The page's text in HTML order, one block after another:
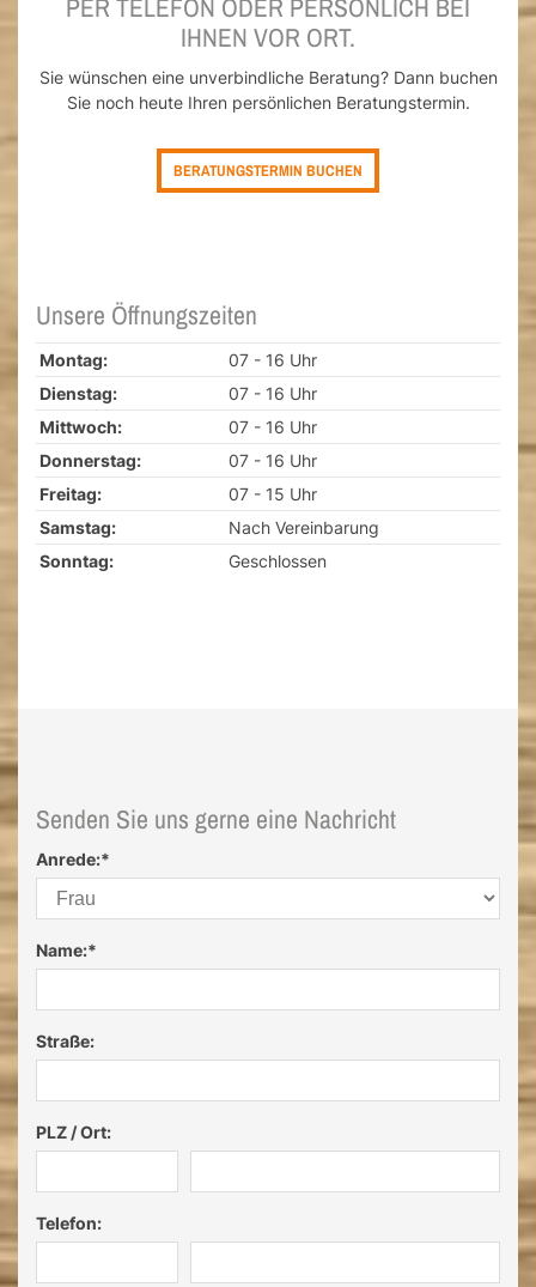
PER TELEFON ODER PERSÖNLICH BEI
IHNEN VOR ORT.
Sie wünschen eine unverbindliche Beratung? Dann buchen
Sie noch heute Ihren persönlichen Beratungstermin.
BERATUNGSTERMIN BUCHEN
Unsere Öffnungszeiten
Montag:
07 - 16 Uhr
Dienstag:
07 - 16 Uhr
Mittwoch:
07 - 16 Uhr
Donnerstag:
07 - 16 Uhr
Freitag:
07 - 15 Uhr
Samstag:
Nach Vereinbarung
Sonntag:
Geschlossen
Senden Sie uns gerne eine Nachricht
Anrede:*
Name:*
Straße:
PLZ / Ort:
Telefon: